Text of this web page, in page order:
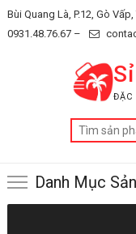
Skip
to
Bùi Quang Là, P.12, Gò Vấp,
0931.48.76.67 –
ĐẶC
Danh Mục